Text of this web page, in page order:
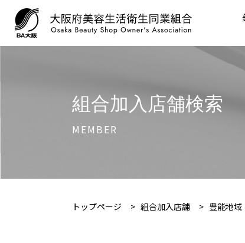
組合加入店舗検索
MEMBER
トップページ > 組合加入店舗 > 豊能地域